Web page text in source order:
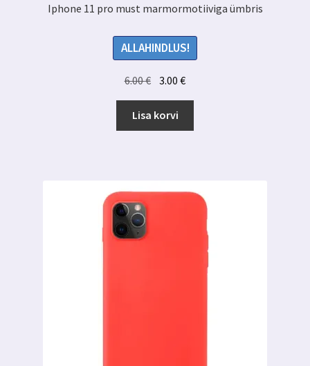
Iphone 11 pro must marmormotiiviga ümbris
ALLAHINDLUS!
6.00€ Algne
oli:
6.00 €.
3.00€Praegune
3.00 €.
Lisa korvi